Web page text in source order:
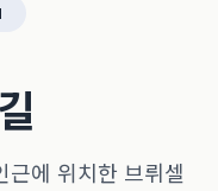
근에 위치한 브뤼셀